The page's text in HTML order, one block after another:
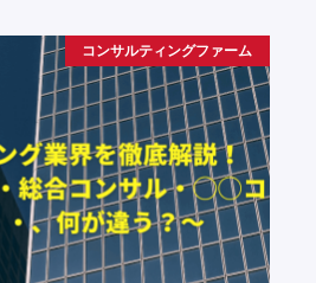
コンサルティングファーム